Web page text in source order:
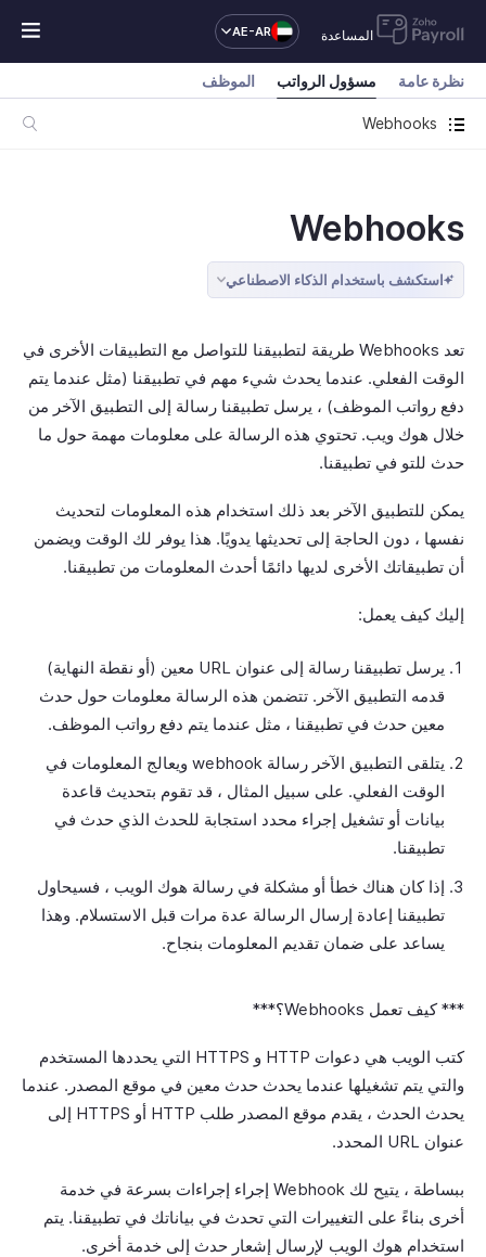
المساعدة AE-AR
Webhooks
نظرة عامة مسؤول الرواتب الموظف
Webhooks
استكشف باستخدام الذكاء الاصطناعي
تعد Webhooks طريقة لتطبيقنا للتواصل مع التطبيقات الأخرى في
الوقت الفعلي. عندما يحدث شيء مهم في تطبيقنا (مثل عندما يتم
دفع رواتب الموظف) ، يرسل تطبيقنا رسالة إلى التطبيق الآخر من
خلال هوك ويب. تحتوي هذه الرسالة على معلومات مهمة حول ما
حدث للتو في تطبيقنا.
يمكن للتطبيق الآخر بعد ذلك استخدام هذه المعلومات لتحديث
نفسها ، دون الحاجة إلى تحديثها يدويًا. هذا يوفر لك الوقت ويضمن
أن تطبيقاتك الأخرى لديها دائمًا أحدث المعلومات من تطبيقنا.
إليك كيف يعمل:
يرسل تطبيقنا رسالة إلى عنوان URL معين (أو نقطة النهاية)
قدمه التطبيق الآخر. تتضمن هذه الرسالة معلومات حول حدث
معين حدث في تطبيقنا ، مثل عندما يتم دفع رواتب الموظف.
يتلقى التطبيق الآخر رسالة webhook ويعالج المعلومات في
الوقت الفعلي. على سبيل المثال ، قد تقوم بتحديث قاعدة
بيانات أو تشغيل إجراء محدد استجابة للحدث الذي حدث في
تطبيقنا.
إذا كان هناك خطأ أو مشكلة في رسالة هوك الويب ، فسيحاول
تطبيقنا إعادة إرسال الرسالة عدة مرات قبل الاستسلام. وهذا
يساعد على ضمان تقديم المعلومات بنجاح.
*** كيف تعمل Webhooks؟***
كتب الويب هي دعوات HTTP و HTTPS التي يحددها المستخدم
والتي يتم تشغيلها عندما يحدث حدث معين في موقع المصدر. عندما
يحدث الحدث ، يقدم موقع المصدر طلب HTTP أو HTTPS إلى
عنوان URL المحدد.
ببساطة ، يتيح لك Webhook إجراء إجراءات بسرعة في خدمة
أخرى بناءً على التغييرات التي تحدث في بياناتك في تطبيقنا. يتم
استخدام هوك الويب لإرسال إشعار حدث إلى خدمة أخرى.